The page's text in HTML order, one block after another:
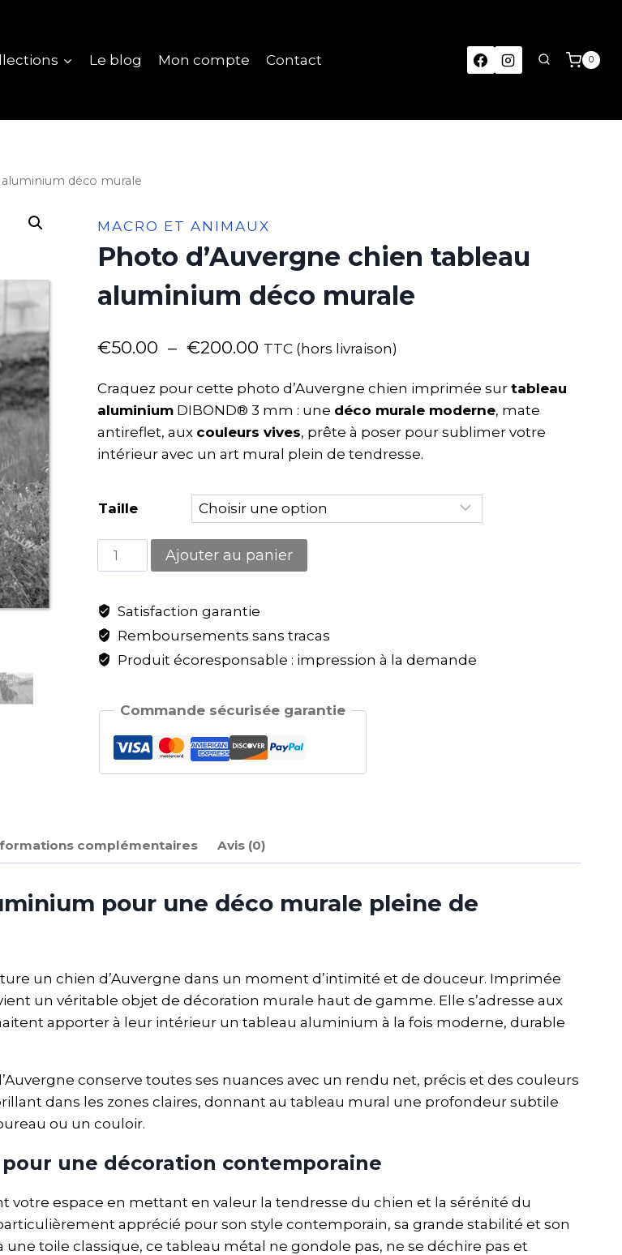
Le blog Mon compte Contact 0
déco murale
MACRO ET ANIMAUX
Photo d’Auvergne chien tableau
aluminium déco murale
€50.00 – €200.00 TTC (hors livraison)
Craquez pour cette photo d’Auvergne chien imprimée sur tableau
aluminiumDIBOND® 3 mm : une déco murale moderne, mate
antireflet, aux couleurs vives, prête à poser pour sublimer votre
intérieur avec un art mural plein de tendresse.
Taille
Ajouter au panier
Satisfaction garantie
Remboursements sans tracas
Produit écoresponsable : impression à la demande
Commande sécurisée garantie
complémentaires Avis (0)
pour une déco murale pleine de
un chien d’Auvergne dans un moment d’intimité et de douceur. Imprimée
un véritable objet de décoration murale haut de gamme. Elle s’adresse aux
apporter à leur intérieur un tableau aluminium à la fois moderne, durable
conserve toutes ses nuances avec un rendu net, précis et des couleurs
dans les zones claires, donnant au tableau mural une profondeur subtile
ou un couloir.
une décoration contemporaine
espace en mettant en valeur la tendresse du chien et la sérénité du
apprécié pour son style contemporain, sa grande stabilité et son
toile classique, ce tableau métal ne gondole pas, ne se déchire pas et